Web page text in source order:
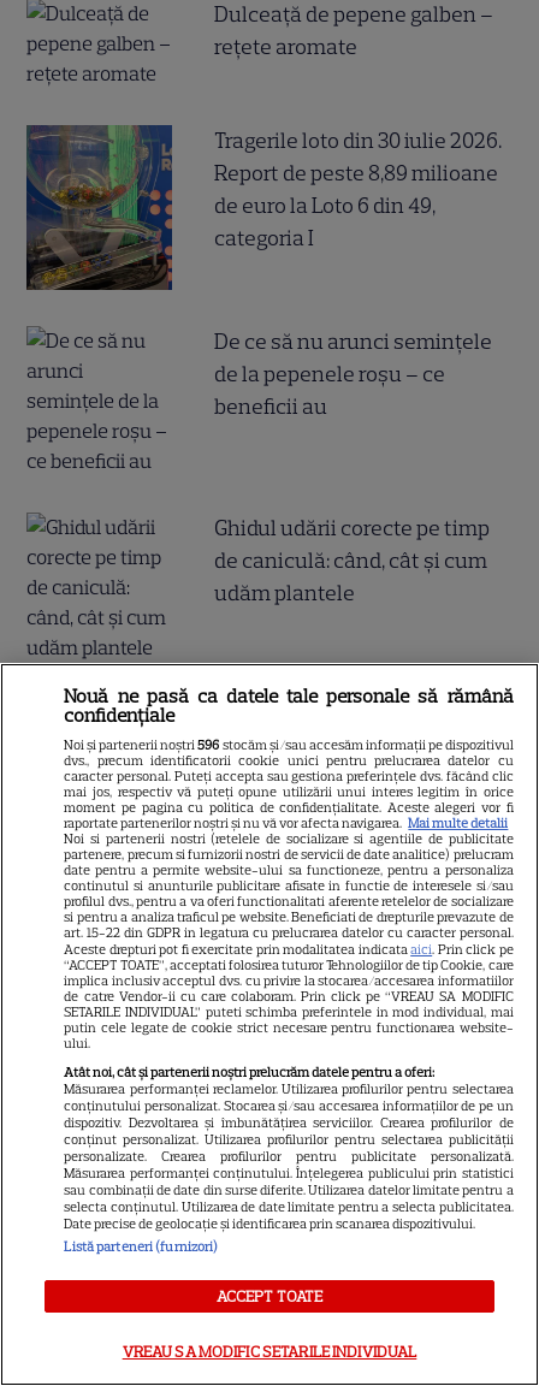
Dulceață de pepene galben –
rețete aromate
Tragerile loto din 30 iulie 2026.
Report de peste 8,89 milioane
de euro la Loto 6 din 49,
categoria I
De ce să nu arunci semințele
de la pepenele roșu – ce
beneficii au
Ghidul udării corecte pe timp
de caniculă: când, cât şi cum
udăm plantele
ALTE ARTICOLE
INTERESANTE
3
VEDETE STRĂINE
Marvel are un nou Black
Panther. David Jonsson preia
moștenirea lui Chadwick
18
RECOMANDĂRI
„Sărmana Maria” intră pe
VOYO. Cum arată Thalía la 30
de ani după rolul care a făcut-o
celebră
VEDETE STRĂINE
Ryan Gosling este noul Ghost
Nouă ne pasă ca datele tale personale să rămână
confidențiale
Noi și partenerii noștri596 stocăm și/sau accesăm informații pe dispozitivul
dvs., precum identificatorii cookie unici pentru prelucrarea datelor cu
caracter personal. Puteți accepta sau gestiona preferințele dvs. făcând clic
mai jos, respectiv vă puteți opune utilizării unui interes legitim în orice
moment pe pagina cu politica de confidențialitate. Aceste alegeri vor fi
raportate partenerilor noștri și nu vă vor afecta navigarea. Mai multe detalii
Noi si partenerii nostri (retelele de socializare si agentiile de publicitate
partenere, precum si furnizorii nostri de servicii de date analitice) prelucram
date pentru a permite website-ului sa functioneze, pentru a personaliza
continutul si anunturile publicitare afisate in functie de interesele si/sau
profilul dvs., pentru a va oferi functionalitati aferente retelelor de socializare
si pentru a analiza traficul pe website. Beneficiati de drepturile prevazute de
art. 15-22 din GDPR in legatura cu prelucrarea datelor cu caracter personal.
Aceste drepturi pot fi exercitate prin modalitatea indicataaici. Prin click pe
“ACCEPT TOATE”, acceptati folosirea tuturor Tehnologiilor de tip Cookie, care
implica inclusiv acceptul dvs. cu privire la stocarea/accesarea informatiilor
de catre Vendor-ii cu care colaboram. Prin click pe “VREAU SA MODIFIC
SETARILE INDIVIDUAL” puteti schimba preferintele in mod individual, mai
putin cele legate de cookie strict necesare pentru functionarea website-
ului.
Atât noi, cât și partenerii noștri prelucrăm datele pentru a oferi:
Măsurarea performanței reclamelor. Utilizarea profilurilor pentru selectarea
conținutului personalizat. Stocarea și/sau accesarea informațiilor de pe un
dispozitiv. Dezvoltarea și îmbunătățirea serviciilor. Crearea profilurilor de
conținut personalizat. Utilizarea profilurilor pentru selectarea publicității
personalizate. Crearea profilurilor pentru publicitate personalizată.
Măsurarea performanței conținutului. Înțelegerea publicului prin statistici
sau combinații de date din surse diferite. Utilizarea datelor limitate pentru a
selecta conținutul. Utilizarea de date limitate pentru a selecta publicitatea.
Date precise de geolocație și identificarea prin scanarea dispozitivului.
Listă parteneri (furnizori)
ACCEPT TOATE
VREAU SA MODIFIC SETARILE INDIVIDUAL